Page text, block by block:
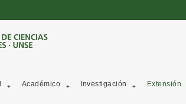
Académico Investigación Extensión